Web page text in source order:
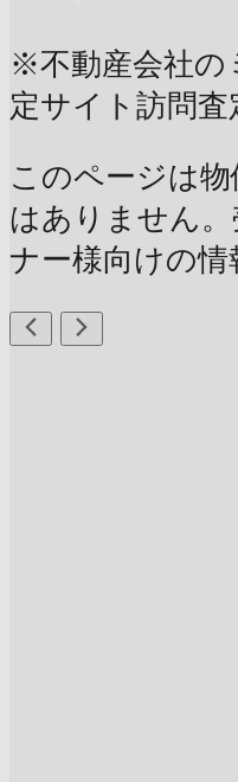
※不動産会社の
定サイト訪問
このページは
はありません
ナー様向けの情